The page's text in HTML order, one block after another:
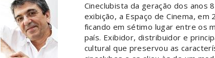
Cineclubista da geração dos anos
exibição, a Espaço de Cinema,
ficando em sétimo lugar entre os
país. Exibidor, distribuidor e
cultural que preservou as